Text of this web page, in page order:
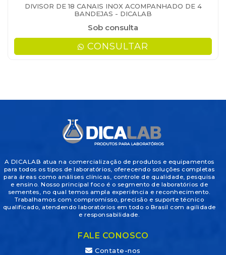
DIVISOR DE 18 CANAIS INOX ACOMPANHADO DE 4
BANDEJAS - DICALAB
Sob consulta
CONSULTAR
A DICALAB atua na comercialização de produtos e equipamentos
para todos os tipos de laboratórios, oferecendo soluções completas
para áreas como análises clínicas, controle de qualidade, pesquisa
e ensino. Nosso principal foco é o segmento de laboratórios de
sementes, no qual temos ampla experiência e reconhecimento.
Trabalhamos com compromisso, precisão e suporte técnico
qualificado, atendendo laboratórios em todo o Brasil com agilidade
e responsabilidade.
FALE CONOSCO
Contate-nos